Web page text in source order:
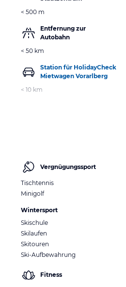
< 500 m
Entfernung zur
Autobahn
< 50 km
Station für HolidayCheck
Mietwagen Vorarlberg
< 10 km
Vergnügungssport
Tischtennis
Minigolf
Wintersport
Skischule
Skilaufen
Skitouren
Ski-Aufbewahrung
Fitness